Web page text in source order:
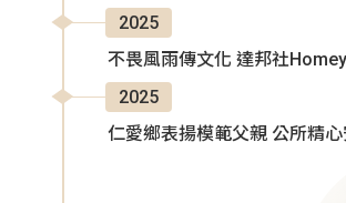
2025
不畏風雨傳文化 達邦社
2025
仁愛鄉表揚模範父親 公所精